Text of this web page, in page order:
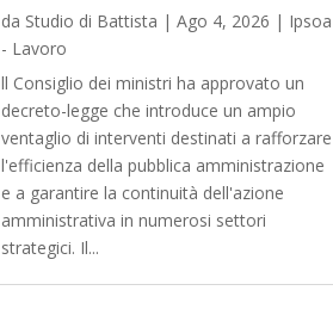
da Studio di Battista | Ago 4, 2026 | Ipsoa
- Lavoro
ll Consiglio dei ministri ha approvato un
decreto-legge che introduce un ampio
ventaglio di interventi destinati a rafforzare
l'efficienza della pubblica amministrazione
e a garantire la continuità dell'azione
amministrativa in numerosi settori
strategici. Il...